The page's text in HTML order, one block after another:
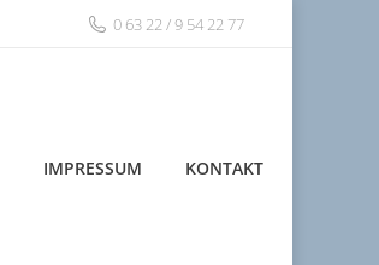
0 63 22 / 9 54 22 77
IMPRESSUM KONTAKT